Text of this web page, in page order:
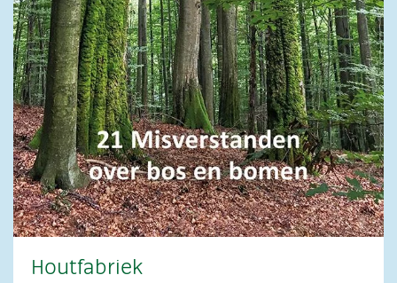
Houtfabriek